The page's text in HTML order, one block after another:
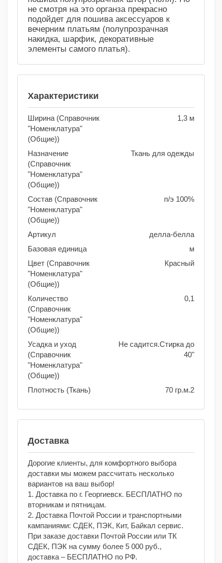
не смотря на это органза прекрасно
подойдет для пошива аксессуаров к
вечерним платьям (полупрозрачная
накидка, шарфик, декоративные
элементы самого платья).
Характеристики
Ширина (Справочник
"Номенклатура"
(Общие))
1,3 м
Назначение
(Справочник
"Номенклатура"
(Общие))
Ткань для одежды
Состав (Справочник
"Номенклатура"
(Общие))
п/э 100%
Артикул
делла-белла
Базовая единица
м
Цвет (Справочник
"Номенклатура"
(Общие))
Красный
Количество
(Справочник
"Номенклатура"
(Общие))
0,1
Усадка и уход
(Справочник
"Номенклатура"
(Общие))
Не садится.Стирка до
40"
Плотность (Ткань) 70 гр.м.2
Доставка
Дорогие клиенты, для комфортного выбора
доставки мы можем рассчитать несколько
вариантов на ваш выбор!
1. Доставка по г. Георгиевск. БЕСПЛАТНО по
вторникам и пятницам.
2. Доставка Почтой России и транспортными
кампаниями: СДЕК, ПЭК, Кит, Байкал сервис.
При заказе доставки Почтой России или ТК
СДЕК, ПЭК на сумму более 5 000 руб.,
доставка – БЕСПЛАТНО по РФ.